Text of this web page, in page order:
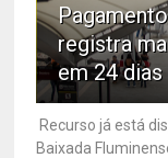
registra
em 24
Recurso já está
Baixada